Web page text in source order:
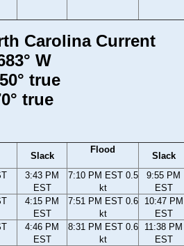
Carolina Current
W
true
true
Slack
Flood
Slack
3:43 PM
EST
7:10 PM EST 0.5
kt
9:55 PM
EST
4:15 PM
EST
7:51 PM EST 0.6
kt
10:47 PM
EST
4:46 PM
EST
8:31 PM EST 0.6
kt
11:38 PM
EST